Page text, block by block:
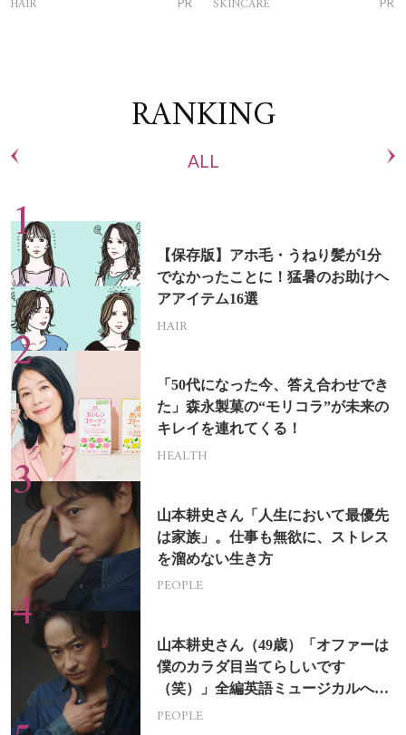
RANKING
ALL
【保存版】アホ毛・うねり髪が1分
でなかったことに！猛暑のお助けヘ
アアイテム16選
HAIR
「50代になった今、答え合わせでき
た」森永製菓の“モリコラ”が未来の
キレイを連れてくる！
HEALTH
山本耕史さん「人生において最優先
は家族」。仕事も無欲に、ストレス
を溜めない生き方
PEOPLE
山本耕史さん（49歳）「オファーは
僕のカラダ目当てらしいです
（笑）」全編英語ミュージカルへの
挑戦
PEOPLE